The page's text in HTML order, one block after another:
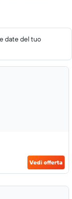
date del tuo
Vedi offerta